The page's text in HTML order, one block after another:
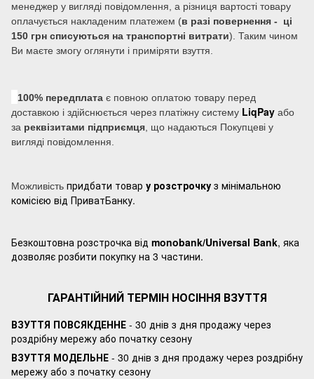
менеджер у вигляді повідомлення, а різниця вартості товару
оплачується накладеним платежем (в разі повернення - ці
150 грн списуються на транспортні витрати). Таким чином
Ви маєте змогу оглянути і приміряти взуття.
100% передплата є повною оплатою товару перед
доставкою і здійснюється через платіжну систему LiqPay або
за реквізитами підприємця , що надаються Покупцеві у
вигляді повідомлення.
Можливість придбати товар у розстрочку з мінімальною
комісією від ПриватБанку.
Безкоштовна розстрочка від monobank/Universal Bank, яка
дозволяє розбити покупку на 3 частини.
ГАРАНТІЙНИЙ ТЕРМІН НОСІННЯ ВЗУТТЯ
ВЗУТТЯ ПОВСЯКДЕННЕ - 30 днів з дня продажу через
роздрібну мережу або початку сезону
ВЗУТТЯ МОДЕЛЬНЕ - 30 днів з дня продажу через роздрібну
мережу або з початку сезону